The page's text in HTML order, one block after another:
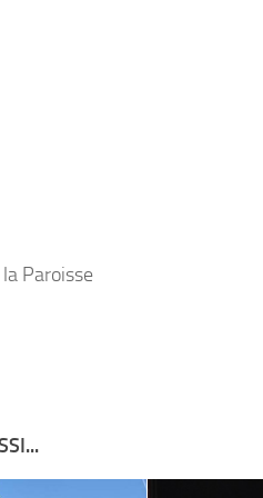
la Paroisse